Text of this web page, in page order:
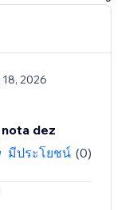
2026
dez
มีประโยชน์ (0)